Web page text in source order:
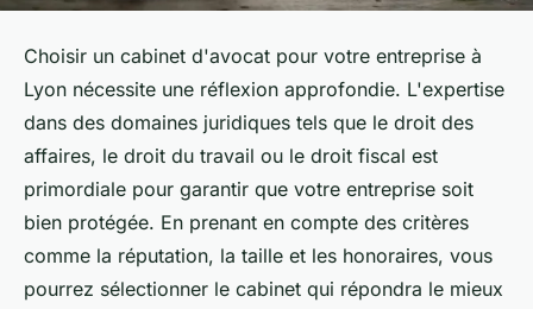
Choisir un cabinet d'avocat pour votre entreprise à
Lyon nécessite une réflexion approfondie. L'expertise
dans des domaines juridiques tels que le droit des
affaires, le droit du travail ou le droit fiscal est
primordiale pour garantir que votre entreprise soit
bien protégée. En prenant en compte des critères
comme la réputation, la taille et les honoraires, vous
pourrez sélectionner le cabinet qui répondra le mieux